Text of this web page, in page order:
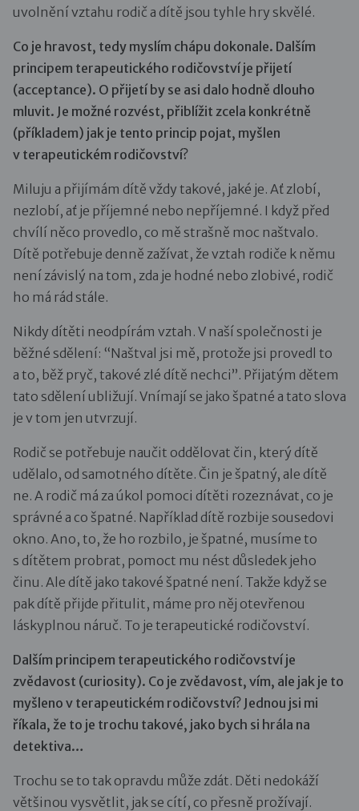
uvolnění vztahu rodič a dítě jsou tyhle hry skvělé.
Co je hravost, tedy myslím chápu dokonale. Dalším
principem terapeutického rodičovství je přijetí
(acceptance). O přijetí by se asi dalo hodně dlouho
mluvit. Je možné rozvést, přiblížit zcela konkrétně
(příkladem) jak je tento princip pojat, myšlen
v terapeutickém rodičovství?
Miluju a přijímám dítě vždy takové, jaké je. Ať zlobí,
nezlobí, ať je příjemné nebo nepříjemné. I když před
chvílí něco provedlo, co mě strašně moc naštvalo.
Dítě potřebuje denně zažívat, že vztah rodiče k němu
není závislý na tom, zda je hodné nebo zlobivé, rodič
ho má rád stále.
Nikdy dítěti neodpírám vztah. V naší společnosti je
běžné sdělení: “Naštval jsi mě, protože jsi provedl to
a to, běž pryč, takové zlé dítě nechci”. Přijatým dětem
tato sdělení ubližují. Vnímají se jako špatné a tato slova
je v tom jen utvrzují.
Rodič se potřebuje naučit oddělovat čin, který dítě
udělalo, od samotného dítěte. Čin je špatný, ale dítě
ne. A rodič má za úkol pomoci dítěti rozeznávat, co je
správné a co špatné. Například dítě rozbije sousedovi
okno. Ano, to, že ho rozbilo, je špatné, musíme to
s dítětem probrat, pomoct mu nést důsledek jeho
činu. Ale dítě jako takové špatné není. Takže když se
pak dítě přijde přitulit, máme pro něj otevřenou
láskyplnou náruč. To je terapeutické rodičovství.
Dalším principem terapeutického rodičovství je
zvědavost (curiosity). Co je zvědavost, vím, ale jak je to
myšleno v terapeutickém rodičovství? Jednou jsi mi
říkala, že to je trochu takové, jako bych si hrála na
detektiva…
Trochu se to tak opravdu může zdát. Děti nedokáží
většinou vysvětlit, jak se cítí, co přesně prožívají.